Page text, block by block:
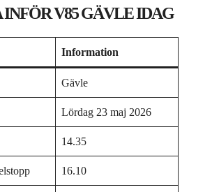
INFÖR V85 GÄVLE IDAG
Information
Gävle
Lördag 23 maj 2026
14.35
16.10